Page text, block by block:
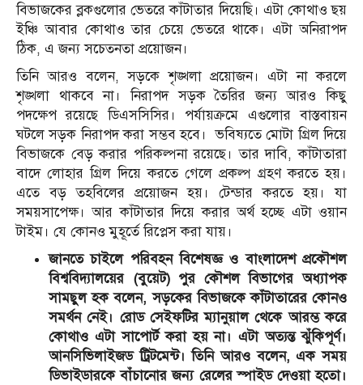
বিভাজকের ব্লকগুলোর ভেতরে কাঁটাতার দিয়েছি। এটা কোথাও ছয়
ইঞ্চি আবার কোথাও তার চেয়ে ভেতরে থাকে। এটা অনিরাপদ
ঠিক, এ জন্য সচেতনতা প্রয়োজন।
তিনি আরও বলেন, সড়কে শৃঙ্খলা প্রয়োজন। এটা না করলে
শৃঙ্খলা থাকবে না। নিরাপদ সড়ক তৈরির জন্য আরও কিছু
পদক্ষেপ রয়েছে ডিএসসিসির। পর্যায়ক্রমে এগুলোর বাস্তবায়ন
ঘটলে সড়ক নিরাপদ করা সম্ভব হবে। ভবিষ্যতে মোটা গ্রিল দিয়ে
বিভাজকে বেড় করার পরিকল্পনা রয়েছে। তার দাবি, কাঁটাতারা
বাদে লোহার গ্রিল দিয়ে করতে গেলে প্রকল্প গ্রহণ করতে হয়।
এতে বড় তহবিলের প্রয়োজন হয়। টেন্ডার করতে হয়। যা
সময়সাপেক্ষ। আর কাঁটাতার দিয়ে করার অর্থ হচ্ছে এটা ওয়ান
টাইম। যে কোনও মুহূর্তে রিপ্লেস করা যায়।
জানতে চাইলে পরিবহন বিশেষজ্ঞ ও বাংলাদেশ প্রকৌশল
বিশ্ববিদ্যালয়ের (বুয়েট) পুর কৌশল বিভাগের অধ্যাপক
সামছুল হক বলেন, সড়কের বিভাজকে কাঁটাতারের কোনও
সমর্থন নেই। রোড সেইফটির ম্যানুয়াল থেকে আরম্ভ করে
কোথাও এটা সাপোর্ট করা হয় না। এটা অত্যন্ত ঝুঁকিপূর্ণ।
আনসিভিলাইজড ট্রিটমেন্ট। তিনি আরও বলেন, এক সময়
ডিভাইডারকে বাঁচানোর জন্য রেলের স্পাইড দেওয়া হতো।